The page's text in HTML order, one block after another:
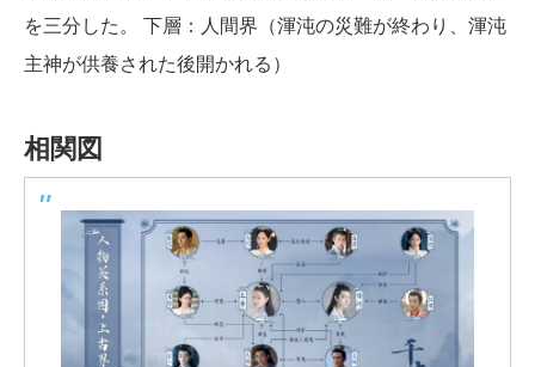
を三分した。 下層：人間界（渾沌の災難が終わり、渾沌
主神が供養された後開かれる）
相関図